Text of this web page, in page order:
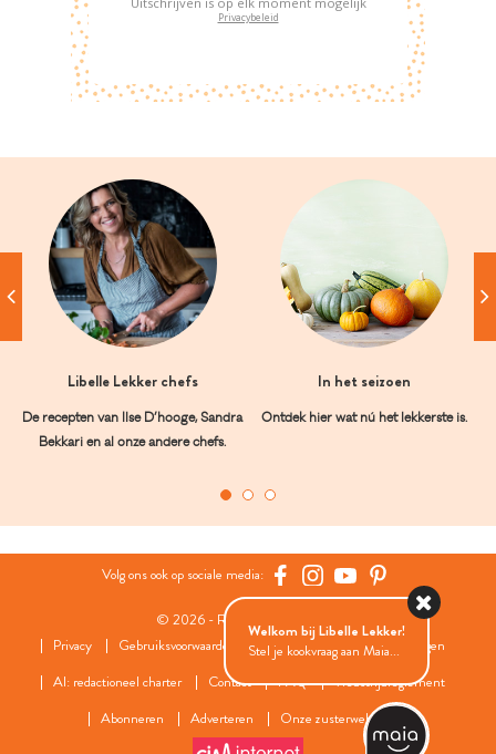
Privacybeleid
Libelle Lekker chefs
De recepten van Ilse D’hooge, Sandra
Bekkari en al onze andere chefs.
In het seizoen
Ontdek hier wat nú het lekkerste is.
Volg ons ook op sociale media:
© 2026 - Roularta Media Group
Privacy
Gebruiksvoorwaarden Cookies
Cookies instellingen
AI: redactioneel charter
Contact FAQ
Wedstrijdreglement
Abonneren
Adverteren Onze zusterwebsites
Welkom bij Libelle Lekker!
Stel je kookvraag aan Maia...